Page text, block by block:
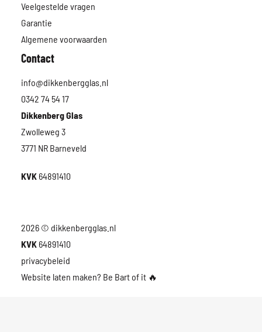
Veelgestelde vragen
Garantie
Algemene voorwaarden
Contact
info@dikkenbergglas.nl
0342 74 54 17
Dikkenberg Glas
Zwolleweg 3
3771 NR Barneveld
KVK64891410
2026 © dikkenbergglas.nl
KVK64891410
privacybeleid
Website laten maken? Be Bart of it 🔥